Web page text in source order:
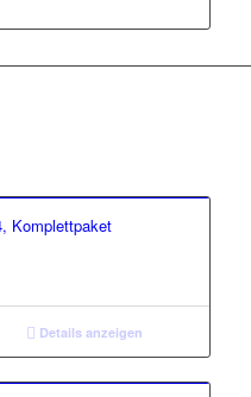
Komplettpaket
Details anzeigen